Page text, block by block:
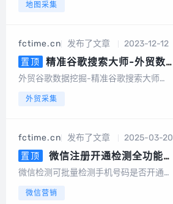
精准地图数据采集大师安卓手机版是一款
地图采集
fctime.cn 发布了文章
2023-12-12
置顶
精准谷歌搜索大师-外贸数据
挖掘营销（电脑版）
外贸谷歌数据挖掘-精准谷歌搜索大师
以google搜索引擎作为基础进行智能数据
acebook、linkin、twitt...
外贸采集
fctime.cn 发布了文章
2025-03-20
置顶
微信注册开通检测全功能
版，可批量检测手机号码是否开通
筛选，国外号码，微信号QQ号等
微信检测可批量检测手机号码是否开通微
微信号QQ号等多种号码格式用户批量上传
微信营销